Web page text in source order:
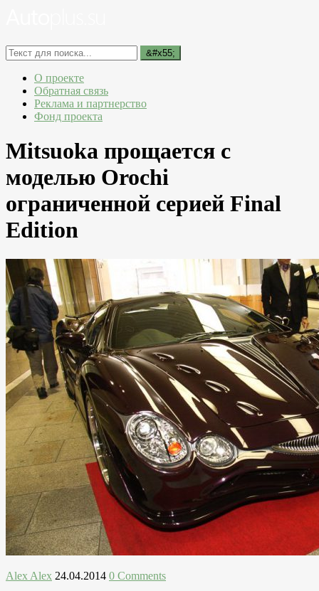
О проекте
Обратная связь
Реклама и партнерство
Фонд проекта
Mitsuoka прощается с
моделью Orochi
ограниченной серией Final
Edition
Alex Alex 24.04.2014 0 Comments